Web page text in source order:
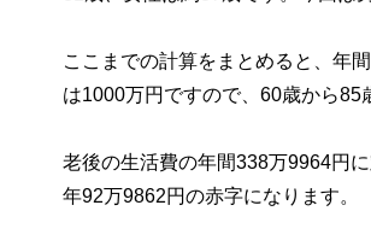
ここまでの計算をまとめると、年
は1000万円ですので、60歳から85
老後の生活費の年間338万9964円
年92万9862円の赤字になります。